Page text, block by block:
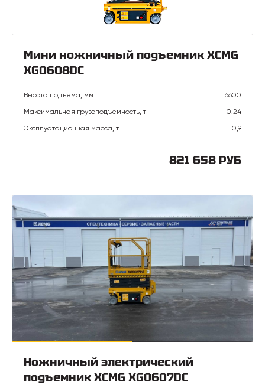
Мини ножничный подъемник XCMG
XG0608DC
Высота подъема, мм
6600
Максимальная грузоподъемность, т
0.24
Эксплуатационная масса, т
0,9
821 658 РУБ
Ножничный электрический
подъемник XCMG XG0607DC